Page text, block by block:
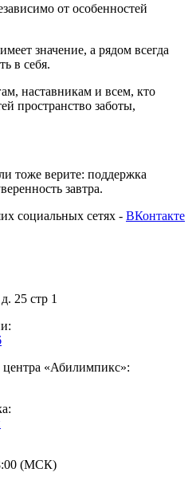
от особенностей
значение, а рядом всегда
в себя.
наставникам и всем, кто
пространство заботы,
тоже верите: поддержка
завтра.
социальных сетях - ВКонтакте
25 стр 1
«Абилимпикс»:
(МСК)